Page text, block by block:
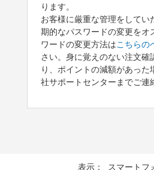
ります。
お客様に厳重な管理をしてい
期的なパスワードの変更をオ
ワードの変更方法はこちらの
さい。身に覚えのない注文確
り、ポイントの減額があった
社サポートセンターまでご連
表示： スマートフ